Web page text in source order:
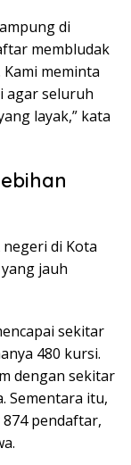
di
membludak
meminta
agar seluruh
layak,” kata
di Kota
jauh
sekitar
480 kursi.
dengan sekitar
Sementara itu,
pendaftar,